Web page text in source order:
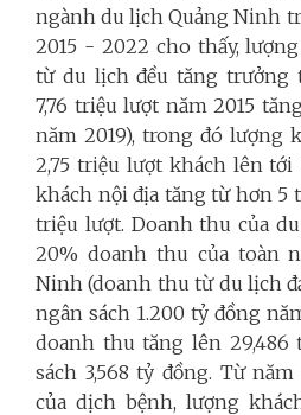
ngành du lịch Quảng Ninh
2015 - 2022 cho thấy,
từ du lịch đều tăng trưởng
7,76 triệu lượt năm 2015
năm 2019), trong đó lượng
2,75 triệu lượt khách lên tới
khách nội địa tăng từ hơn 5
triệu lượt. Doanh thu của
20% doanh thu của toàn
Ninh (doanh thu từ du lịch
ngân sách 1.200 tỷ đồng
doanh thu tăng lên 29,486
sách 3,568 tỷ đồng. Từ
của dịch bệnh, lượng